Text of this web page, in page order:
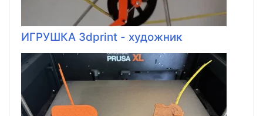
ИГРУШКА 3dprint - художник